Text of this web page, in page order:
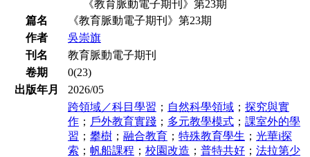
《教育脈動電子期刊》第23期
篇名
《教育脈動電子期刊》第23期
作者
吳崇旗
刊名
教育脈動電子期刊
卷期
0(23)
出版年月
2026/05
跨領域／科⽬學習 ； ⾃然科學領域 ； 探究與實
作 ； ⼾外教育實踐 ； 多元教學模式 ； 課室外的學
習 ； 攀樹 ； 融合教育 ； 特殊教育學⽣ ； 光華i探
索 ； 帆船課程 ； 校園改造 ； 普特共好 ； 法拉第少